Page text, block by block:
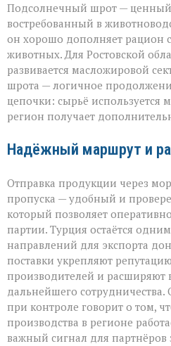
Подсолнечный шрот — ценный
востребованный в
он хорошо дополняет рацион
животных. Для Ростовской
развивается масложировой
шрота — логичное
цепочки: сырьё используется
регион получает
Надёжный маршрут и
Отправка продукции через
пропуска — удобный и
который позволяет
партии. Турция остаётся
направлений для экспорта
поставки укрепляют
производителей и расширяют
дальнейшего сотрудничества.
при контроле говорит о том,
производства в регионе
важный сигнал для партнёров